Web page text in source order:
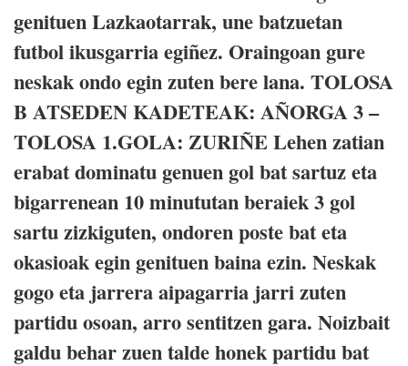
genituen Lazkaotarrak, une batzuetan
futbol ikusgarria egiñez. Oraingoan gure
neskak ondo egin zuten bere lana. TOLOSA
B ATSEDEN KADETEAK: AÑORGA 3 –
TOLOSA 1.GOLA: ZURIÑE Lehen zatian
erabat dominatu genuen gol bat sartuz eta
bigarrenean 10 minututan beraiek 3 gol
sartu zizkiguten, ondoren poste bat eta
okasioak egin genituen baina ezin. Neskak
gogo eta jarrera aipagarria jarri zuten
partidu osoan, arro sentitzen gara. Noizbait
galdu behar zuen talde honek partidu bat